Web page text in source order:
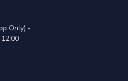
Only) -
-